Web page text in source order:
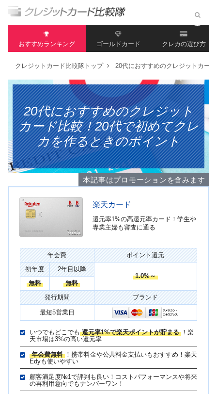
おすすめランキング ゴールドカード クレカの選び方
クレジットカード比較隊トップ 20代におすすめのクレジットカー
20代におすすめのクレジット
カード比較！20代で初めてクレ
カを作るときのポイント
本記事はプロモーションを含みます
楽天カード
還元率1%の高還元率カード！学生や
専業主婦も審査に通る
年会費
ポイント還元
初年度
2年目以降
1.0%～
無料
無料
発行期間
ブランド
最短5営業日
いつでもどこでも 還元率1%で楽天ポイントが貯まる ！楽
天市場は3%の高い還元率
年会費無料 ！携帯料金や公共料金支払いもおすすめ！楽天
Edyも使いやすい
顧客満足度№1で評判も良い！コストパフォーマンスや将来
の再利用意向でもナンバーワン！